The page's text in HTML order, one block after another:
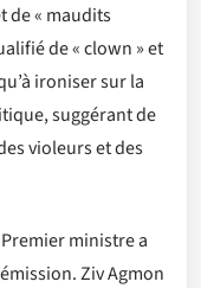
de « maudits
de « clown » et
ironiser sur la
suggérant de
violeurs et des
ministre a
Ziv Agmon